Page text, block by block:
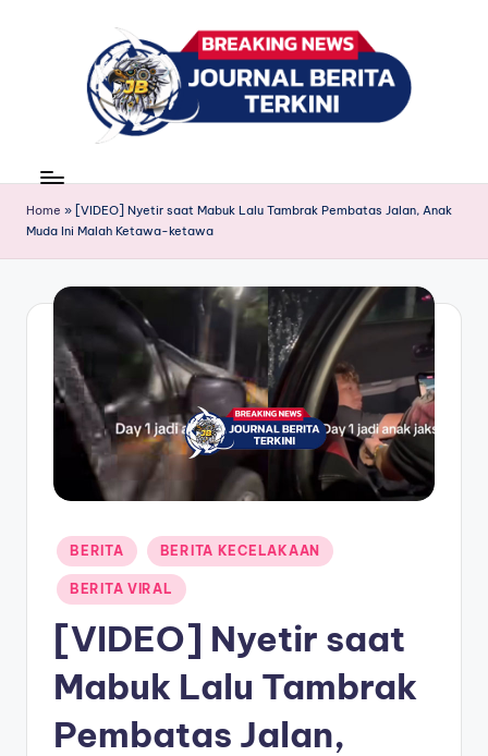
r
n
a
B
news
Home » [VIDEO] Nyetir saat Mabuk Lalu Tambrak Pembatas Jalan, Anak
Muda Ini Malah Ketawa-ketawa
Posted
in
BERITA BERITA KECELAKAAN
BERITA VIRAL
[VIDEO] Nyetir saat
Mabuk Lalu Tambrak
Pembatas Jalan,